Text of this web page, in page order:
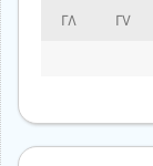
27
28